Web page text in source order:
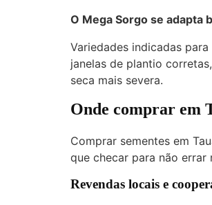
O Mega Sorgo se adapta
Variedades indicadas
janelas de plantio
seca mais severa.
Onde comprar em
Comprar sementes em
que checar para não errar
Revendas locais e